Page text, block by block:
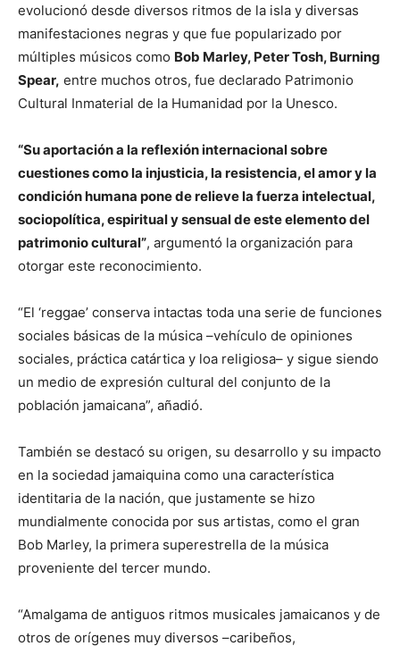
evolucionó desde diversos ritmos de la isla y diversas
manifestaciones negras y que fue popularizado por
múltiples músicos como Bob Marley, Peter Tosh, Burning
Spear, entre muchos otros, fue declarado Patrimonio
Cultural Inmaterial de la Humanidad por la Unesco.
“Su aportación a la reflexión internacional sobre
cuestiones como la injusticia, la resistencia, el amor y la
condición humana pone de relieve la fuerza intelectual,
sociopolítica, espiritual y sensual de este elemento del
patrimonio cultural”, argumentó la organización para
otorgar este reconocimiento.
“El ‘reggae’ conserva intactas toda una serie de funciones
sociales básicas de la música –vehículo de opiniones
sociales, práctica catártica y loa religiosa– y sigue siendo
un medio de expresión cultural del conjunto de la
población jamaicana”, añadió.
También se destacó su origen, su desarrollo y su impacto
en la sociedad jamaiquina como una característica
identitaria de la nación, que justamente se hizo
mundialmente conocida por sus artistas, como el gran
Bob Marley, la primera superestrella de la música
proveniente del tercer mundo.
“Amalgama de antiguos ritmos musicales jamaicanos y de
otros de orígenes muy diversos –caribeños,